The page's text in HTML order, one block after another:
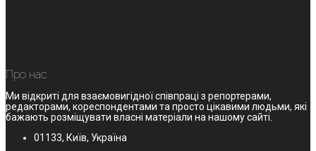
Про нас
Ми відкриті для взаємовигідної співпраці з репортерами,
редакторами, кореспондентами та просто цікавими людьми, які
бажають розміщувати власні матеріали на нашому сайті.
01133, Київ, Україна